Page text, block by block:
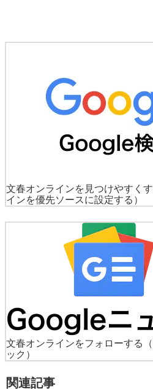
文春オンラインを見つけやすく
インを優先ソースに設定する）
文春オンラインをフォローする
ック）
関連記事